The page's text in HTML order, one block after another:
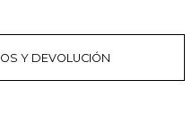
Y DEVOLUCIÓN